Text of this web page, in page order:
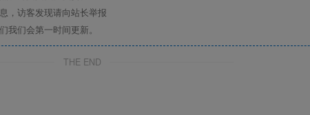
，访客发现请向站长举报
们会第一时间更新。
THE END